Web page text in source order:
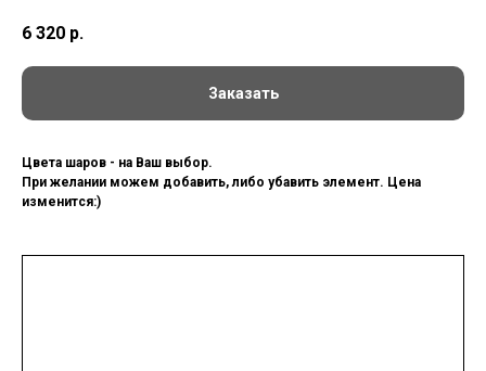
6 320 р.
Заказать
Цвета шаров - на Ваш выбор.
При желании можем добавить, либо убавить элемент. Цена
изменится:)